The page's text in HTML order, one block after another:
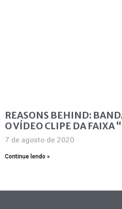
REASONS BEHIND:
O VÍDEO CLIPE DA FAIXA
7 de agosto de 2020
Continue lendo »